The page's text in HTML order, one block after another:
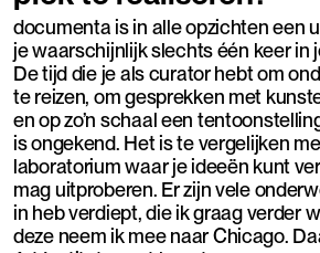
documenta is in alle opzichten een
je waarschijnlijk slechts één keer in
De tijd die je als curator hebt om
te reizen, om gesprekken met
en op zo’n schaal een
is ongekend. Het is te vergelijken
laboratorium waar je ideeën kunt
mag uitproberen. Er zijn vele
in heb verdiept, die ik graag verder
deze neem ik mee naar Chicago.